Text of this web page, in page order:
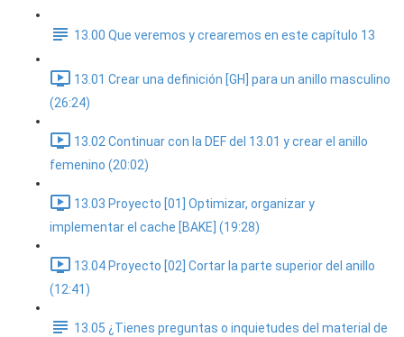
13.00 Que veremos y crearemos en este capítulo 13
13.01 Crear una definición [GH] para un anillo masculino
(26:24)
13.02 Continuar con la DEF del 13.01 y crear el anillo
femenino (20:02)
13.03 Proyecto [01] Optimizar, organizar y
implementar el cache [BAKE] (19:28)
13.04 Proyecto [02] Cortar la parte superior del anillo
(12:41)
13.05 ¿Tienes preguntas o inquietudes del material de